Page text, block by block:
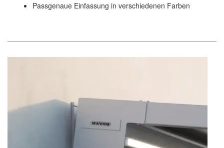
Passgenaue Einfassung in verschiedenen Farben